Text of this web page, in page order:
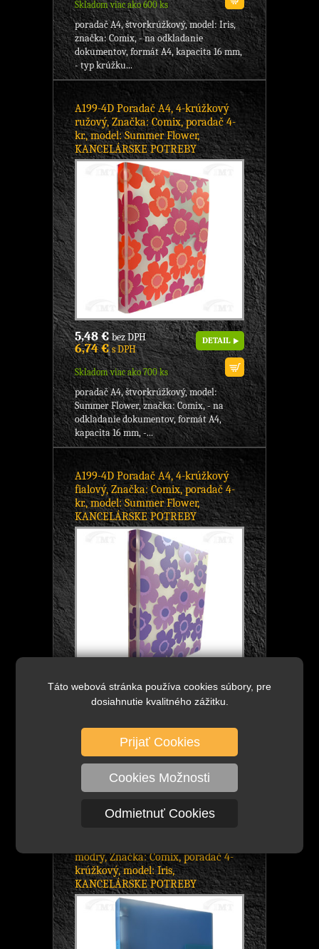
Táto webová stránka používa cookies súbory, pre
dosiahnutie kvalitného zážitku.
Prijať Cookies
Cookies Možnosti
Odmietnuť Cookies
Skladom viac ako 600 ks
poradač A4, štvorkrúžkový, model: Iris,
značka: Comix, - na odkladanie
dokumentov, formát A4, kapacita 16 mm,
- typ krúžku...
A199-4D Poradač A4, 4-krúžkový
ružový, Značka: Comix, poradač 4-
kr., model: Summer Flower,
KANCELÁRSKE POTREBY
5,48 €bez DPH
6,74 €s DPH
Skladom viac ako 700 ks
DETAIL
poradač A4, štvorkrúžkový, model:
Summer Flower, značka: Comix, - na
odkladanie dokumentov, formát A4,
kapacita 16 mm, -...
A199-4D Poradač A4, 4-krúžkový
fialový, Značka: Comix, poradač 4-
kr., model: Summer Flower,
KANCELÁRSKE POTREBY
5,48 €bez DPH
Skladom viac ako 800 ks
DETAIL
poradač A4, štvorkrúžkový, model:
Summer Flower, značka: Comix, - na
odkladanie dokumentov, formát A4,
modrý, Značka: Comix, poradač 4-
krúžkový, model: Iris,
KANCELÁRSKE POTREBY